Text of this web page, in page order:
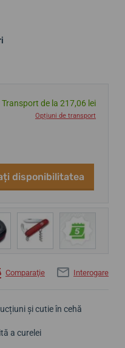
Transport de la 217,06 lei
Opțiuni de transport
disponibilitatea
Comparaţie Interogare
și cutie în cehă
a curelei